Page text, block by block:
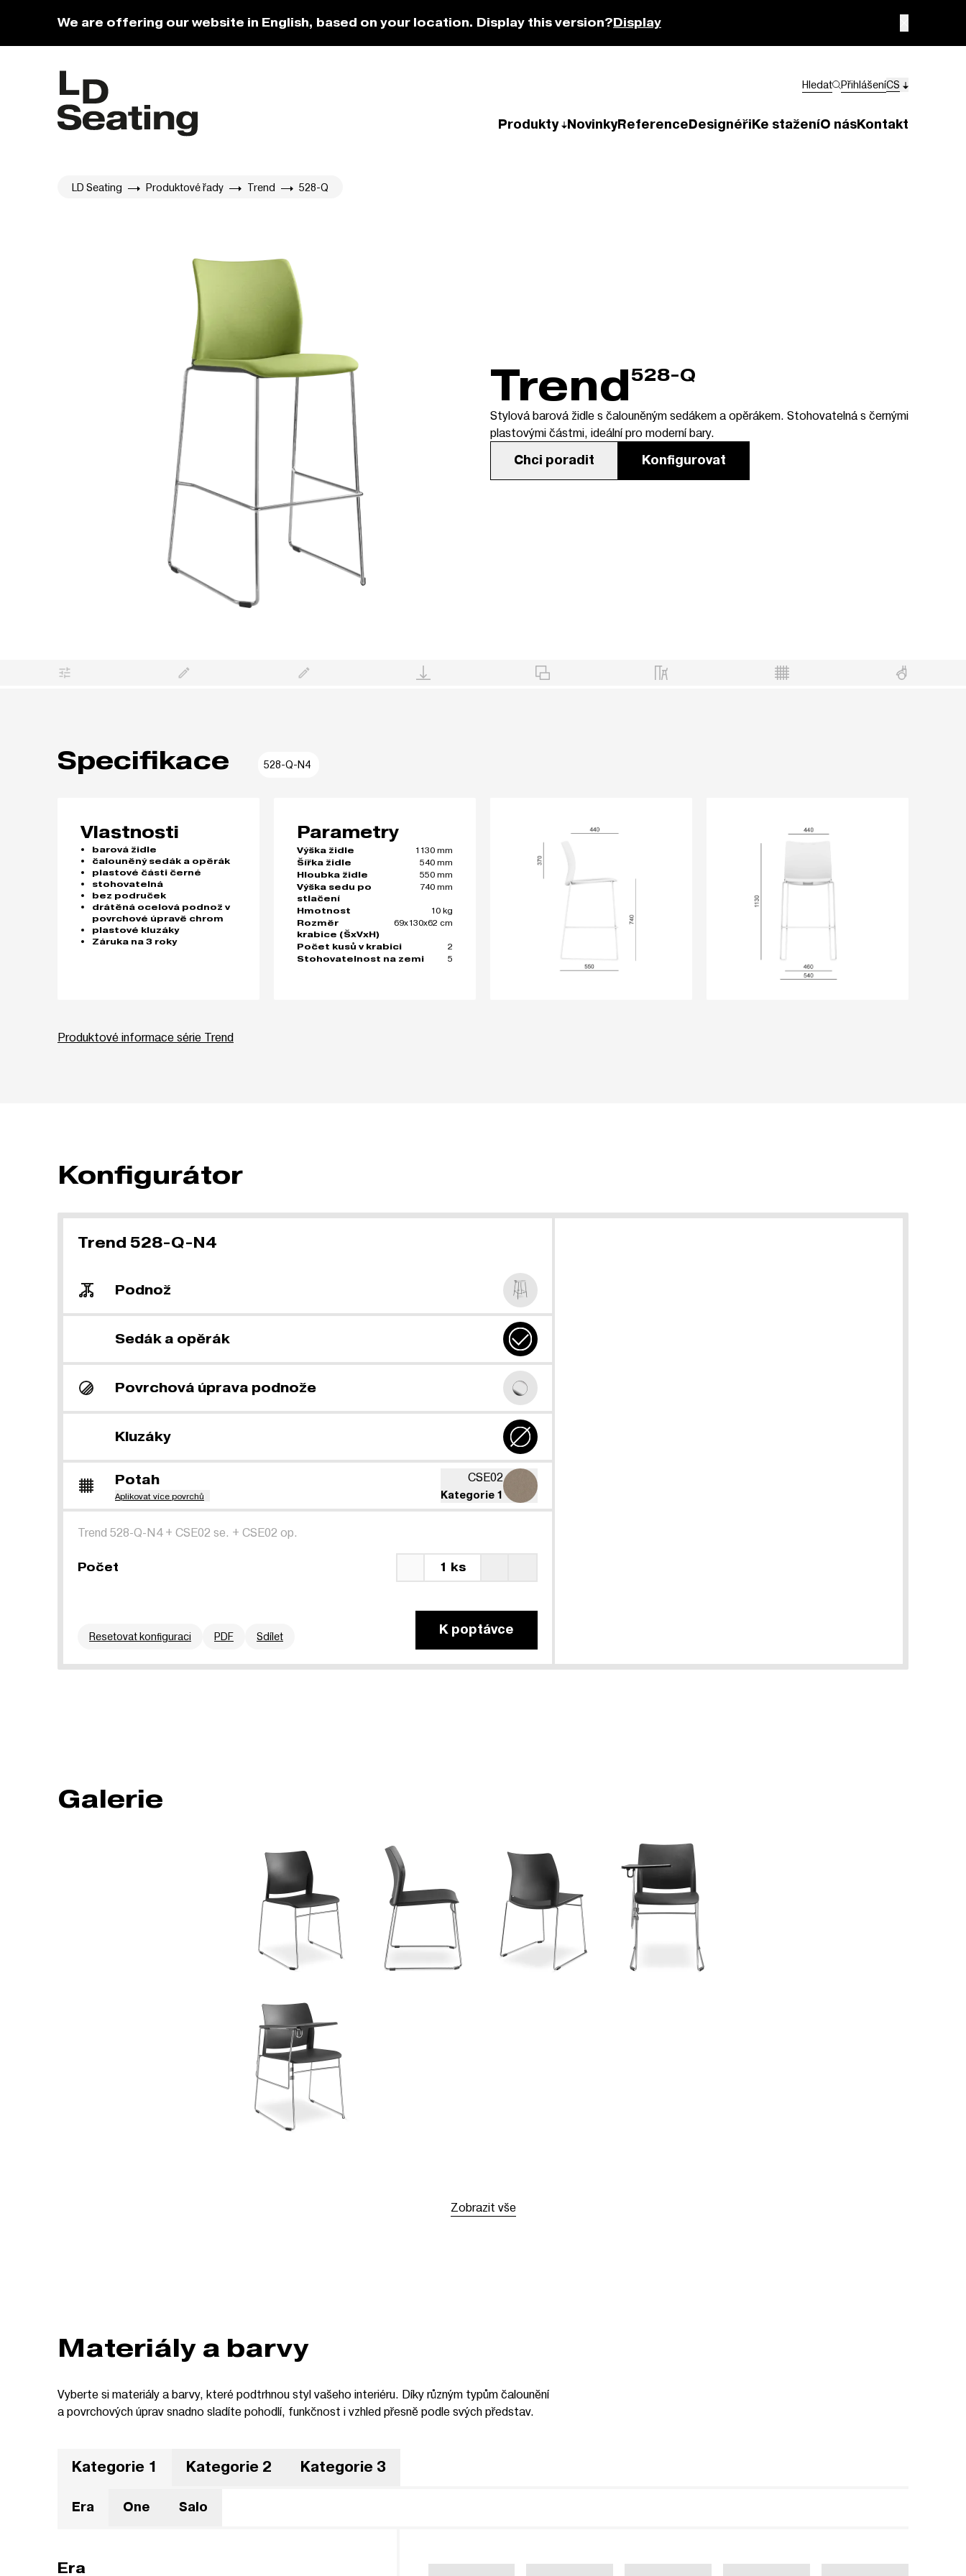
We are offering our website in English, based on your location. Display this version?Display
Hledat PřihlášeníCS
Produkty NovinkyReferenceDesignéřiKe staženíO násKontakt
LD Seating Produktové řady Trend 528-Q
Trend528-Q
Stylová barová židle s čalouněným sedákem a opěrákem. Stohovatelná s černými
plastovými částmi, ideální pro moderní bary.
Chci poradit Konfigurovat
Specifikace 528-Q-N4
Vlastnosti
barová židle
čalouněný sedák a opěrák
plastové části černé
stohovatelná
bez područek
drátěná ocelová podnož v
povrchové úpravě chrom
plastové kluzáky
Záruka na 3 roky
Parametry
Výška židle
1130 mm
Šířka židle
540 mm
Hloubka židle
550 mm
Výška sedu po
stlačení
740 mm
Hmotnost
10 kg
Rozměr
krabice (ŠxVxH)
69x130x62 cm
Počet kusů v krabici
2
Stohovatelnost na zemi
5
Produktové informace série Trend
Konfigurátor
Trend 528-Q-N4
Podnož
Sedák a opěrák
Povrchová úprava podnože
Kluzáky
Potah
Aplikovat více povrchů
CSE02
Kategorie 1
Trend 528-Q-N4+ CSE02 se. + CSE02 op.
Počet 1 ks
Resetovat konfiguraci PDF Sdílet K poptávce
Galerie
Zobrazit vše
Materiály a barvy
Vyberte si materiály a barvy, které podtrhnou styl vašeho interiéru. Díky různým typům čalounění
a povrchových úprav snadno sladíte pohodlí, funkčnost i vzhled přesně podle svých představ.
Kategorie 1 Kategorie 2 Kategorie 3
Era One Salo
Era